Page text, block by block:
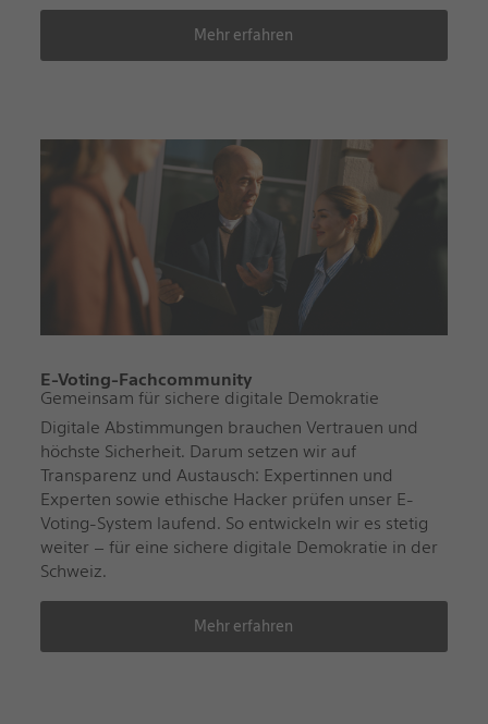
Mehr erfahren
E-Voting-Fachcommunity
Gemeinsam für sichere digitale Demokratie
Digitale Abstimmungen brauchen Vertrauen und
höchste Sicherheit. Darum setzen wir auf
Transparenz und Austausch: Expertinnen und
Experten sowie ethische Hacker prüfen unser E-
Voting-System laufend. So entwickeln wir es stetig
weiter – für eine sichere digitale Demokratie in der
Schweiz.
Mehr erfahren